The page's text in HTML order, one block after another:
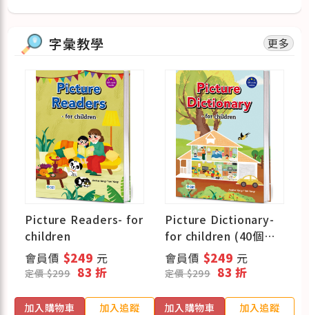
字彙教學 更多
Picture Readers- for
children
會員價 $249 元
定價 $299 83 折
加入購物車 加入追蹤
Picture Dictionary-
for children (40個情
境主題+1000個必學單
字)
會員價 $249 元
定價 $299 83 折
加入購物車 加入追蹤